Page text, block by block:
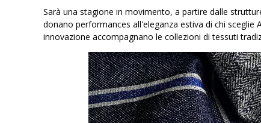
Sarà una stagione in movimento, a partire dalle
donano performances all'eleganza estiva di chi sceglie
innovazione accompagnano le collezioni di tessuti